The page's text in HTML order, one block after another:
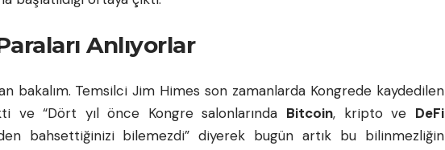
Anlıyorlar
bakalım. Temsilci Jim Himes son zamanlarda Kongrede kaydedilen
ve “Dört yıl önce Kongre salonlarında Bitcoin, kripto ve DeFi
bahsettiğinizi bilemezdi” diyerek bugün artık bu bilinmezliğin